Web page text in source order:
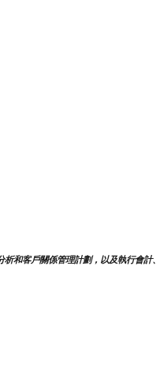
和客戶關係管理計劃，以及執行會計